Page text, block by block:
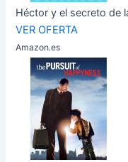
Héctor y el secreto de
VER OFERTA
Amazon.es